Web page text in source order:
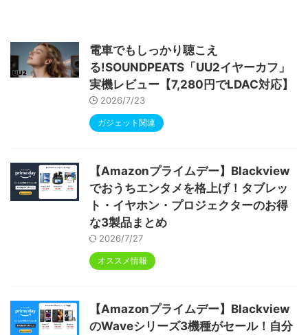
RGBライト 児童守護 IPS画面 日本語説明書
電車でもしっかり聴こえ
る!SOUNDPEATS「UU2イヤーカフ」
実機レビュー【7,280円でLDAC対応】
2026/7/23
ガジェット関連
【Amazonプライムデー】Blackview
でおうちエンタメを格上げ！タブレッ
ト・イヤホン・プロジェクターのお得
な3製品まとめ
2026/7/27
オススメ情報
【Amazonプライムデー】Blackview
のWaveシリーズ3機種がセール！自分